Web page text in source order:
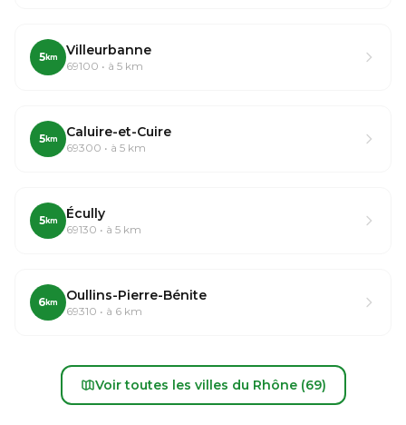
5km Villeurbanne
69100 • à 5 km
5km Caluire-et-Cuire
69300 • à 5 km
5km Écully
69130 • à 5 km
6 km Oullins-Pierre-Bénite
69310 • à 6 km
Voir toutes les villes du Rhône (69)